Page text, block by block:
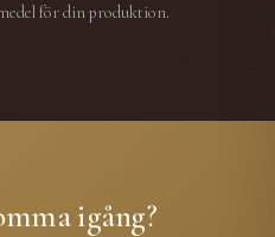
för din produktion.
igång?